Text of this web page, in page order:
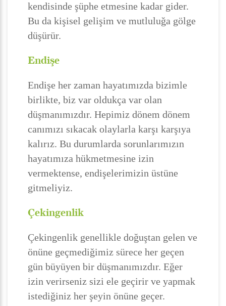
kendisinde şüphe etmesine kadar gider.
Bu da kişisel gelişim ve mutluluğa gölge
düşürür.
Endişe
Endişe her zaman hayatımızda bizimle
birlikte, biz var oldukça var olan
düşmanımızdır. Hepimiz dönem dönem
canımızı sıkacak olaylarla karşı karşıya
kalırız. Bu durumlarda sorunlarımızın
hayatımıza hükmetmesine izin
vermektense, endişelerimizin üstüne
gitmeliyiz.
Çekingenlik
Çekingenlik genellikle doğuştan gelen ve
önüne geçmediğimiz sürece her geçen
gün büyüyen bir düşmanımızdır. Eğer
izin verirseniz sizi ele geçirir ve yapmak
istediğiniz her şeyin önüne geçer.